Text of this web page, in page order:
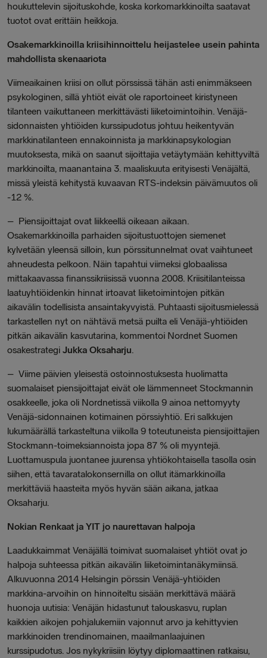
houkuttelevin sijoituskohde, koska korkomarkkinoilta saatavat
tuotot ovat erittäin heikkoja.
Osakemarkkinoilla kriisihinnoittelu heijastelee usein pahinta
mahdollista skenaariota
Viimeaikainen kriisi on ollut pörssissä tähän asti enimmäkseen
psykologinen, sillä yhtiöt eivät ole raportoineet kiristyneen
tilanteen vaikuttaneen merkittävästi liiketoimintoihin. Venäjä-
sidonnaisten yhtiöiden kurssipudotus johtuu heikentyvän
markkinatilanteen ennakoinnista ja markkinapsykologian
muutoksesta, mikä on saanut sijoittajia vetäytymään kehittyviltä
markkinoilta, maanantaina 3. maaliskuuta erityisesti Venäjältä,
missä yleistä kehitystä kuvaavan RTS-indeksin päivämuutos oli
-12 %.
– Piensijoittajat ovat liikkeellä oikeaan aikaan.
Osakemarkkinoilla parhaiden sijoitustuottojen siemenet
kylvetään yleensä silloin, kun pörssitunnelmat ovat vaihtuneet
ahneudesta pelkoon. Näin tapahtui viimeksi globaalissa
mittakaavassa finanssikriisissä vuonna 2008. Kriisitilanteissa
laatuyhtiöidenkin hinnat irtoavat liiketoimintojen pitkän
aikavälin todellisista ansaintakyvyistä. Puhtaasti sijoitusmielessä
tarkastellen nyt on nähtävä metsä puilta eli Venäjä-yhtiöiden
pitkän aikavälin kasvutarina, kommentoi Nordnet Suomen
osakestrategi Jukka Oksaharju.
– Viime päivien yleisestä ostoinnostuksesta huolimatta
suomalaiset piensijoittajat eivät ole lämmenneet Stockmannin
osakkeelle, joka oli Nordnetissä viikolla 9 ainoa nettomyyty
Venäjä-sidonnainen kotimainen pörssiyhtiö. Eri salkkujen
lukumäärällä tarkasteltuna viikolla 9 toteutuneista piensijoittajien
Stockmann-toimeksiannoista jopa 87 % oli myyntejä.
Luottamuspula juontanee juurensa yhtiökohtaisella tasolla osin
siihen, että tavaratalokonsernilla on ollut itämarkkinoilla
merkittäviä haasteita myös hyvän sään aikana, jatkaa
Oksaharju.
Nokian Renkaat ja YIT jo naurettavan halpoja
Laadukkaimmat Venäjällä toimivat suomalaiset yhtiöt ovat jo
halpoja suhteessa pitkän aikavälin liiketoimintanäkymiinsä.
Alkuvuonna 2014 Helsingin pörssin Venäjä-yhtiöiden
markkina-arvoihin on hinnoiteltu sisään merkittävä määrä
huonoja uutisia: Venäjän hidastunut talouskasvu, ruplan
kaikkien aikojen pohjalukemiin vajonnut arvo ja kehittyvien
markkinoiden trendinomainen, maailmanlaajuinen
kurssipudotus. Jos nykykriisiin löytyy diplomaattinen ratkaisu,